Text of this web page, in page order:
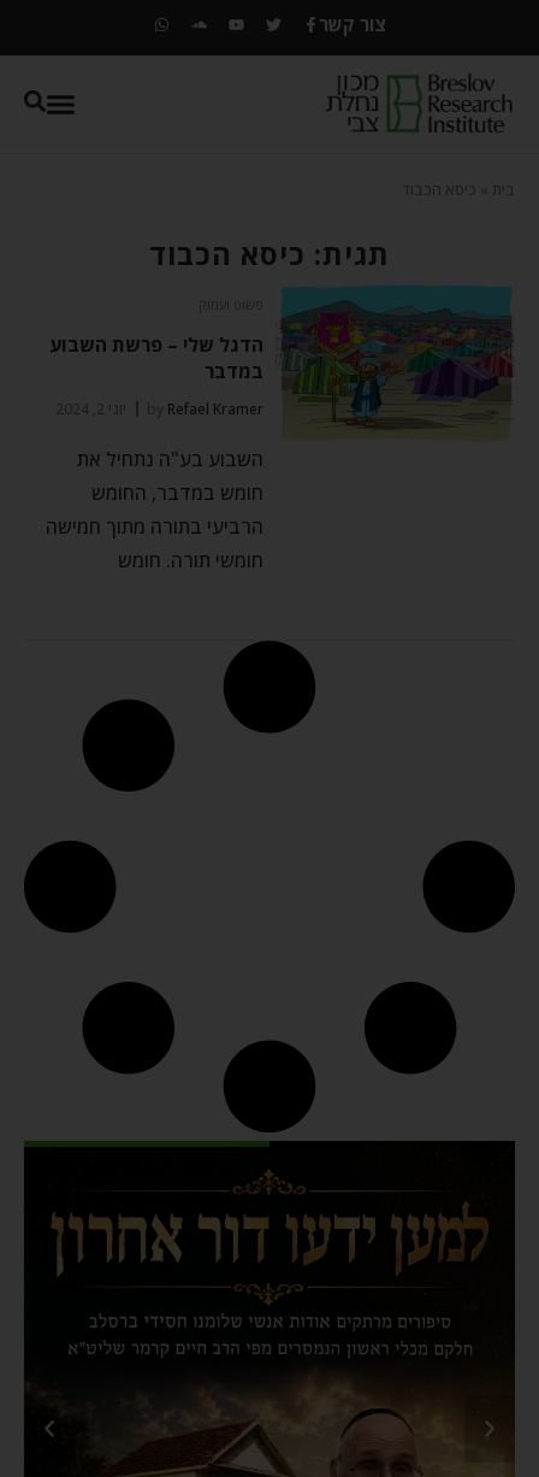
צור קשר
בית כיסא הכבוד
תגית: כיסא הכבוד
פשוט ועמוק
הדגל שלי – פרשת השבוע
במדבר
by Refael Kramer יוני 2, 2024
השבוע בע"ה נתחיל את
חומש במדבר, החומש
הרביעי בתורה מתוך חמישה
חומשי תורה. חומש